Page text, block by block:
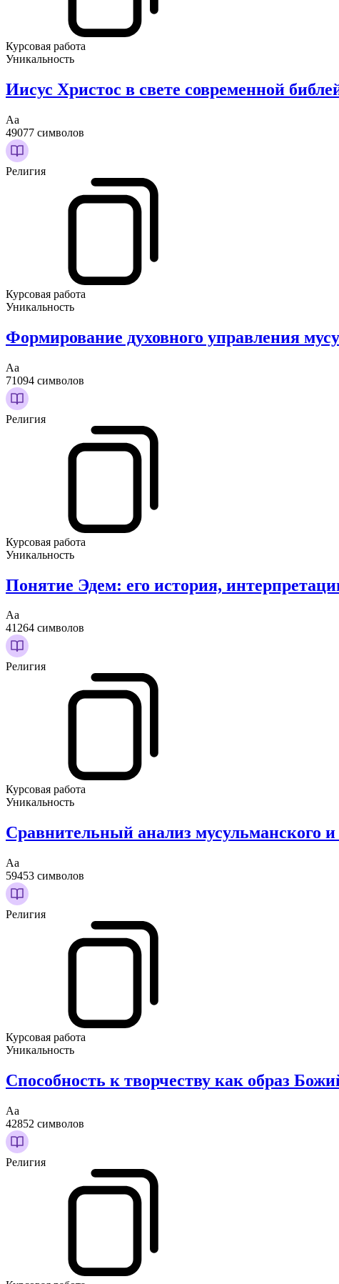
Курсовая работа
Уникальность
Иисус Христос в свете современной
Аа
49077 символов
Религия
Курсовая работа
Уникальность
Формирование духовного управления
Аа
71094 символов
Религия
Курсовая работа
Уникальность
Понятие Эдем: его история,
Аа
41264 символов
Религия
Курсовая работа
Уникальность
Сравнительный анализ мусульманского
Аа
59453 символов
Религия
Курсовая работа
Уникальность
Способность к творчеству как образ
Аа
42852 символов
Религия